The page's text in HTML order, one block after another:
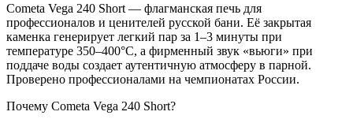
Cometa Vega 240 Short — флагманская печь для
профессионалов и ценителей русской бани. Её закрытая
каменка генерирует легкий пар за 1–3 минуты при
температуре 350–400°C, а фирменный звук «вьюги» при
поддаче воды создает аутентичную атмосферу в парной.
Проверено профессионалами на чемпионатах России.
Почему Cometa Vega 240 Short?